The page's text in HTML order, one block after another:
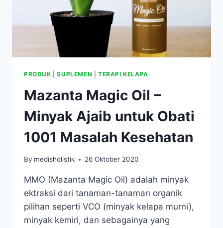
PRODUK |SUPLEMEN TERAPI KELAPA
Mazanta Magic Oil –
Minyak Ajaib untuk Obati
1001 Masalah Kesehatan
By medisholistik 26 Oktober 2020
MMO (Mazanta Magic Oil) adalah minyak
ektraksi dari tanaman-tanaman organik
pilihan seperti VCO (minyak kelapa murni),
minyak kemiri, dan sebagainya yang